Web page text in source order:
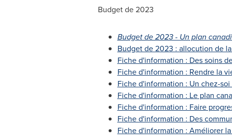
Budget de 2023
Budget de 2023 - Un plan
Budget de 2023 : allocution de
Fiche d'information : Des soins
Fiche d'information : Rendre la
Fiche d'information : Un chez-
Fiche d'information : Le plan
Fiche d'information : Faire
Fiche d'information : Des
Fiche d'information : Améliorer